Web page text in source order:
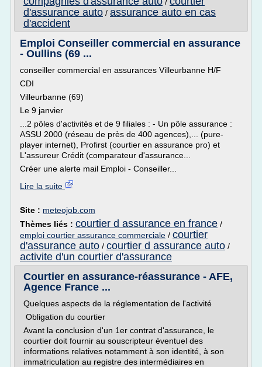
d'assurance auto / assurance auto en cas
d'accident
Emploi Conseiller commercial en assurance
- Oullins (69 ...
conseiller commercial en assurances Villeurbanne H/F
CDI
Villeurbanne (69)
Le 9 janvier
...2 pôles d'activités et de 9 filiales : - Un pôle assurance :
ASSU 2000 (réseau de près de 400 agences),... (pure-
player internet), Profirst (courtier en assurance pro) et
L'assureur Crédit (comparateur d'assurance...
Créer une alerte mail Emploi - Conseiller...
Lire la suite
Site : meteojob.com
Thèmes liés : courtier d assurance en france /
emploi courtier assurance commerciale / courtier
d'assurance auto / courtier d assurance auto /
activite d'un courtier d'assurance
Courtier en assurance-réassurance - AFE,
Agence France ...
Quelques aspects de la réglementation de l'activité
Obligation du courtier
Avant la conclusion d'un 1er contrat d'assurance, le
courtier doit fournir au souscripteur éventuel des
informations relatives notamment à son identité, à son
immatriculation au registre des intermédiaires en